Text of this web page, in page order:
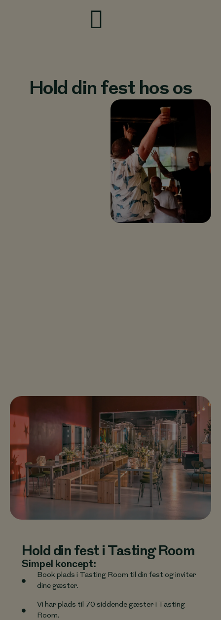
Hold din fest hos os
Hold din fest i Tasting Room
Simpel koncept:
Book plads i Tasting Room til din fest og inviter
dine gæster.
Vi har plads til 70 siddende gæster i Tasting
Room.